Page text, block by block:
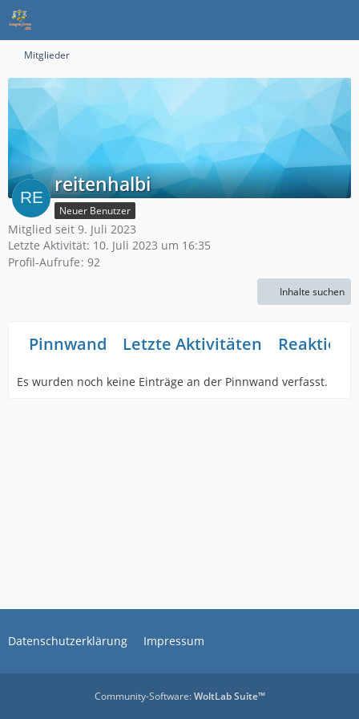
Mitglieder
reitenhalbi
Neuer Benutzer
Mitglied seit 9. Juli 2023
Letzte Aktivität: 10. Juli 2023 um 16:35
Profil-Aufrufe 92
Inhalte suchen
Pinnwand Letzte Aktivitäten
Es wurden noch keine Einträge an der Pinnwand verfasst.
Datenschutzerklärung Impressum
Community-Software:WoltLab Suite™